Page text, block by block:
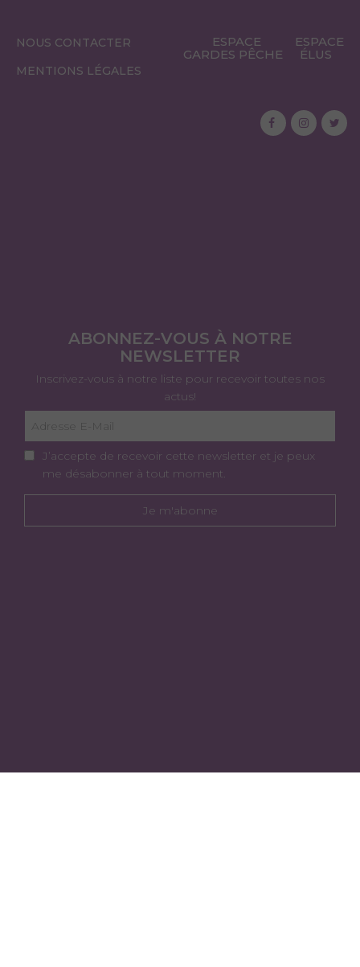
NOUS CONTACTER
MENTIONS LÉGALES
ESPACE
GARDES PÊCHE
ESPACE
ÉLUS
ABONNEZ-VOUS À NOTRE
NEWSLETTER
Inscrivez-vous à notre liste pour recevoir toutes nos
actus!
J’accepte de recevoir cette newsletter et je peux
me désabonner à tout moment.
Je m'abonne